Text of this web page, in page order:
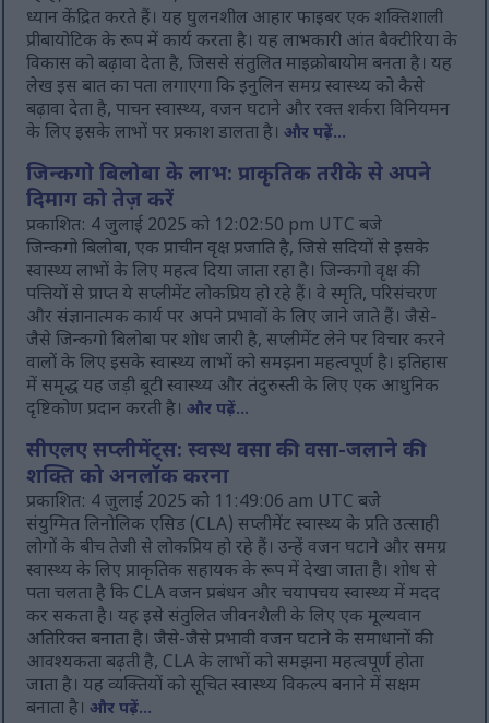
ध्यान केंद्रित करते हैं। यह घुलनशील आहार फाइबर एक शक्तिशाली
प्रीबायोटिक के रूप में कार्य करता है। यह लाभकारी आंत बैक्टीरिया के
विकास को बढ़ावा देता है, जिससे संतुलित माइक्रोबायोम बनता है। यह
लेख इस बात का पता लगाएगा कि इनुलिन समग्र स्वास्थ्य को कैसे
बढ़ावा देता है, पाचन स्वास्थ्य, वजन घटाने और रक्त शर्करा विनियमन
के लिए इसके लाभों पर प्रकाश डालता है।और पढ़ें...
जिन्कगो बिलोबा के लाभ: प्राकृतिक तरीके से अपने
दिमाग को तेज़ करें
प्रकाशित: 4 जुलाई 2025 को 12:02:50 pm UTC बजे
जिन्कगो बिलोबा, एक प्राचीन वृक्ष प्रजाति है, जिसे सदियों से इसके
स्वास्थ्य लाभों के लिए महत्व दिया जाता रहा है। जिन्कगो वृक्ष की
पत्तियों से प्राप्त ये सप्लीमेंट लोकप्रिय हो रहे हैं। वे स्मृति, परिसंचरण
और संज्ञानात्मक कार्य पर अपने प्रभावों के लिए जाने जाते हैं। जैसे-
जैसे जिन्कगो बिलोबा पर शोध जारी है, सप्लीमेंट लेने पर विचार करने
वालों के लिए इसके स्वास्थ्य लाभों को समझना महत्वपूर्ण है। इतिहास
में समृद्ध यह जड़ी बूटी स्वास्थ्य और तंदुरुस्ती के लिए एक आधुनिक
दृष्टिकोण प्रदान करती है।और पढ़ें...
सीएलए सप्लीमेंट्स: स्वस्थ वसा की वसा-जलाने की
शक्ति को अनलॉक करना
प्रकाशित: 4 जुलाई 2025 को 11:49:06 am UTC बजे
संयुग्मित लिनोलिक एसिड (CLA) सप्लीमेंट स्वास्थ्य के प्रति उत्साही
लोगों के बीच तेजी से लोकप्रिय हो रहे हैं। उन्हें वजन घटाने और समग्र
स्वास्थ्य के लिए प्राकृतिक सहायक के रूप में देखा जाता है। शोध से
पता चलता है कि CLA वजन प्रबंधन और चयापचय स्वास्थ्य में मदद
कर सकता है। यह इसे संतुलित जीवनशैली के लिए एक मूल्यवान
अतिरिक्त बनाता है। जैसे-जैसे प्रभावी वजन घटाने के समाधानों की
आवश्यकता बढ़ती है, CLA के लाभों को समझना महत्वपूर्ण होता
जाता है। यह व्यक्तियों को सूचित स्वास्थ्य विकल्प बनाने में सक्षम
बनाता है।और पढ़ें...